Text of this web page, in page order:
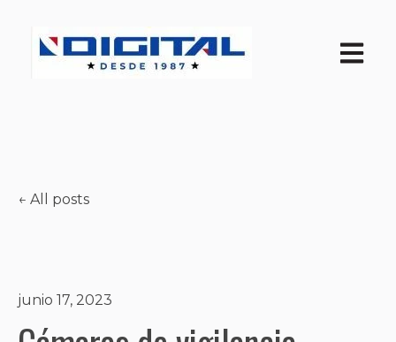
Open
All posts
junio 17, 2023